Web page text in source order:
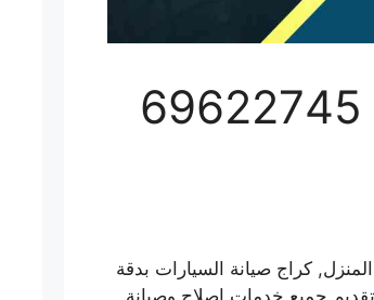
تصليح سيارات متنقل صبحان 69622745
كراج صيانة السيارات بدقة